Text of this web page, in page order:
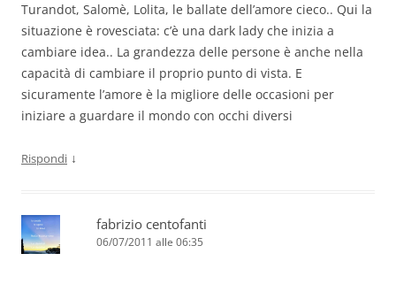
Turandot, Salomè, Lolita, le ballate dell’amore cieco.. Qui la
situazione è rovesciata: c’è una dark lady che inizia a
cambiare idea.. La grandezza delle persone è anche nella
capacità di cambiare il proprio punto di vista. E
sicuramente l’amore è la migliore delle occasioni per
iniziare a guardare il mondo con occhi diversi
Rispondi ↓
fabrizio centofanti
06/07/2011 alle 06:35